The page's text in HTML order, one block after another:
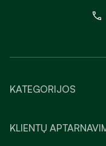
KATEGORIJOS
KLIENTŲ